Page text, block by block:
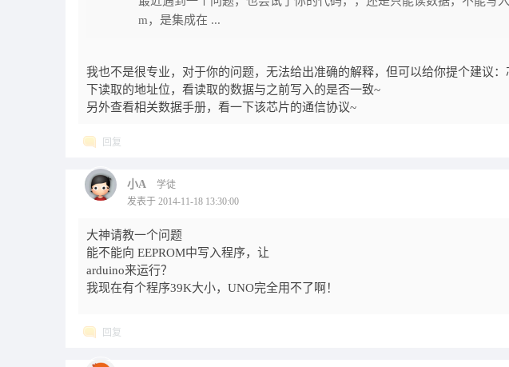
m，是集成在 ...
我也不是很专业，对于你的问题，无法给出准确的解释，但可以给你提个建议
下读取的地址位，看读取的数据与之前写入的是否一致~
另外查看相关数据手册，看一下该芯片的通信协议~
回复
小A
学徒
发表于 2014-11-18 13:30:00
大神请教一个问题
能不能向 EEPROM中写入程序，让
arduino来运行？
我现在有个程序39K大小，UNO完全用不了啊！
回复